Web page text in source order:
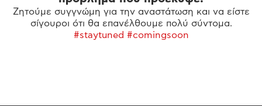
Ζητούμε συγγνώμη για την αναστάτωση και να είστε
σίγουροι ότι θα επανέλθουμε πολύ σύντομα.
#staytuned #comingsoon